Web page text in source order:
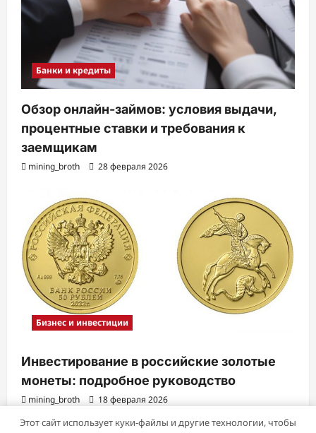
Банки и кредиты
Обзор онлайн-займов: условия выдачи,
процентные ставки и требования к
заемщикам
mining_broth 28 февраля 2026
Бизнес и инвестиции
Инвестирование в российские золотые
монеты: подробное руководство
mining_broth 18 февраля 2026
Этот сайт использует куки-файлы и другие технологии, чтобы